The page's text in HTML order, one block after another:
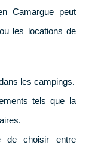
Camargue peut
les locations de
les campings.
tels que la
de choisir entre